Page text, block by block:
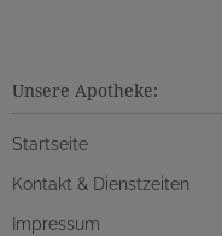
Unsere Apotheke:
Startseite
Kontakt & Dienstzeiten
Impressum